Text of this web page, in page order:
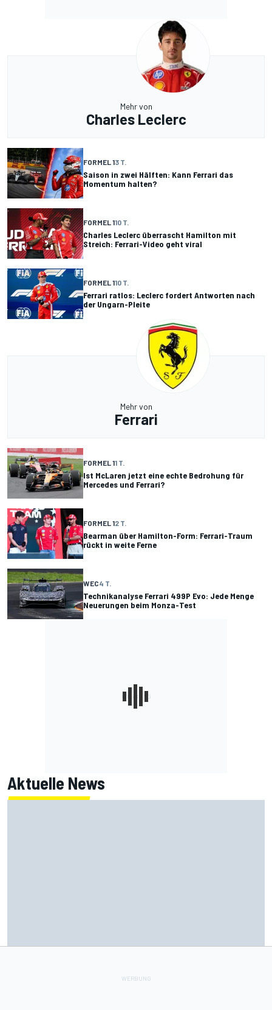
Mehr von
Charles Leclerc
FORMEL 13 T.
Saison in zwei Hälften: Kann Ferrari das
Momentum halten?
FORMEL 110 T.
Charles Leclerc überrascht Hamilton mit
Streich: Ferrari-Video geht viral
FORMEL 110 T.
Ferrari ratlos: Leclerc fordert Antworten nach
der Ungarn-Pleite
Mehr von
Ferrari
FORMEL 11 T.
Ist McLaren jetzt eine echte Bedrohung für
Mercedes und Ferrari?
FORMEL 12 T.
Bearman über Hamilton-Form: Ferrari-Traum
rückt in weite Ferne
WEC4 T.
Technikanalyse Ferrari 499P Evo: Jede Menge
Neuerungen beim Monza-Test
Aktuelle News